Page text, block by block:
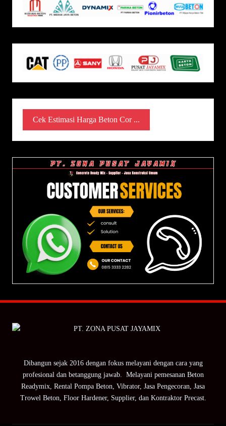
Cek Estimasi Harga Beton Cor ...
Dibangun sejak 2016 dengan fokus melayani dengan cara yang
profesional dan betanggung jawab. Melayani pemesanan Beton
Readymix, Rental Pompa Beton, Vibrator, Jasa Pengecoran, Jasa
Trowel Beton, Floor Hardener, Supplier, dan Kontraktor Precast.